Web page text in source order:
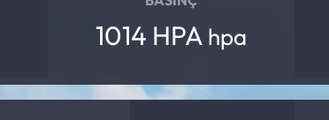
1014 HPA hpa